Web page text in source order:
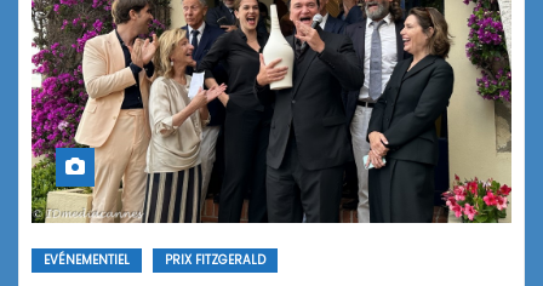
EVÉNEMENTIEL PRIX FITZGERALD